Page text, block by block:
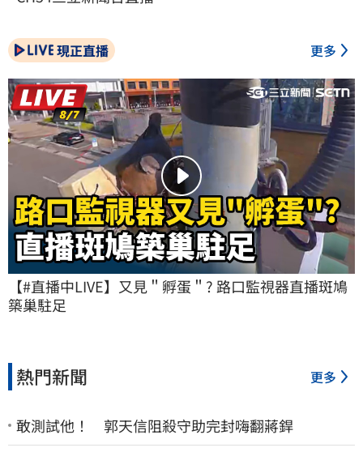
現正直播 更多
【#直播中LIVE】又見＂孵蛋＂? 路口監視器直播斑鳩
築巢駐足
熱門新聞 更多
敢測試他！ 郭天信阻殺守助完封嗨翻蔣銲